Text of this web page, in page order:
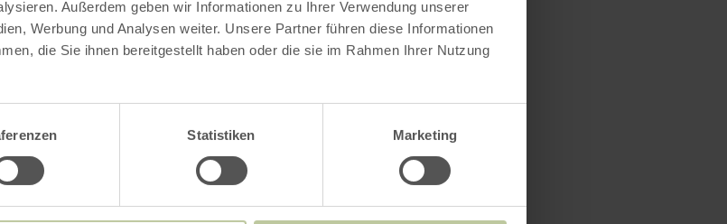
Außerdem geben wir Informationen zu Ihrer Verwendung unserer
Werbung und Analysen weiter. Unsere Partner führen diese Informationen
die Sie ihnen bereitgestellt haben oder die sie im Rahmen Ihrer Nutzung
Statistiken Marketing